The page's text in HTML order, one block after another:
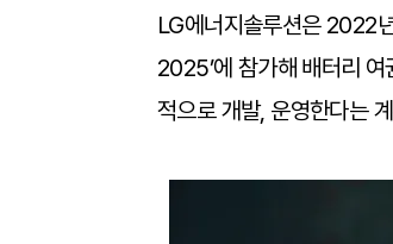
LG에너지솔루션은 2022
2025’에 참가해 배터리
적으로 개발, 운영한다는